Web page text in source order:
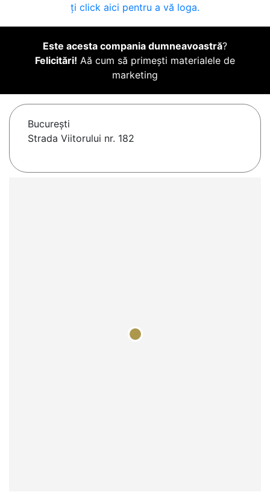
ți click aici pentru a vă loga.
Este acesta compania dumneavoastră?
Felicitări! Aă cum să primești materialele de
marketing
Bucureşti
Strada Viitorului nr. 182